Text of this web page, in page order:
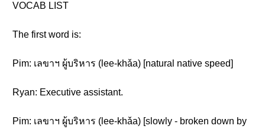
VOCAB LIST
The first word is:
Pim: เลขาฯ ผู้บริหาร (lee-khǎa) [natural native speed]
Ryan: Executive assistant.
Pim: เลขาฯ ผู้บริหาร (lee-khǎa) [slowly - broken down by